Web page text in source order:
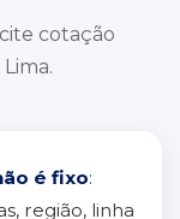
cotação
é fixo:
região, linha